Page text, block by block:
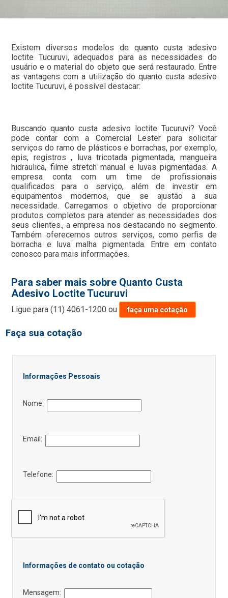
Existem diversos modelos de quanto custa adesivo
loctite Tucuruvi, adequados para as necessidades do
usuário e o material do objeto que será restaurado. Entre
as vantagens com a utilização do quanto custa adesivo
loctite Tucuruvi, é possível destacar:
Buscando quanto custa adesivo loctite Tucuruvi? Você
pode contar com a Comercial Lester para solicitar
serviços do ramo de plásticos e borrachas, por exemplo,
epis, registros , luva tricotada pigmentada, mangueira
hidraulica, filme stretch manual e luvas pigmentadas. A
empresa conta com um time de profissionais
qualificados para o serviço, além de investir em
equipamentos modernos, que se ajustão a sua
necessidade. Carregamos o objetivo de proporcionar
produtos completos para atender as necessidades dos
seus clientes., a empresa nos destacando no segmento.
Também oferecemos outros serviços, como perfis de
borracha e luva malha pigmentada. Entre em contato
conosco para mais inforrmações.
Para saber mais sobre Quanto Custa
Adesivo Loctite Tucuruvi
Ligue para(11) 4061-1200 ou faça uma cotação
Faça sua cotação
Informações Pessoais
Nome:
Email:
Telefone:
Informações de contato ou cotação
Mensagem: